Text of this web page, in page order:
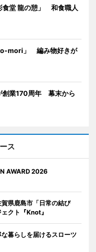
食堂 龍の憩」 和食職人
mori」 編み物好きが
創業170周年 幕末から
ス
AWARD 2026
賀県鹿島市「日常の結び
クト『Knot』
暮らしを届けるスローツ